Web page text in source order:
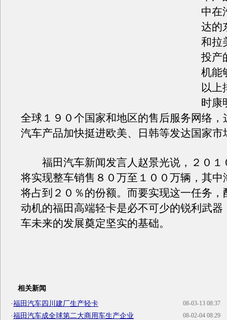
中在
达的
和拉
投产
机能
以上
时康
全球１９０个国家和地区的售后服务网络，
汽车产品加快挺进欧美、日韩等发达国家市
福田汽车新闻发言人赵景光说，２０１
将实现整车销售８０万至１００万辆，其中
将占到２０％的份额。而要实现这一任务，
动机的福田高端轻卡是必不可少的锐利武器
车未来的发展奠定坚实的基础。
相关新闻
08-03-13 08:37
·福田汽车四川建厂生产轻卡
08-02-04 08:29
·福田汽车成全球第二大商用车生产企业